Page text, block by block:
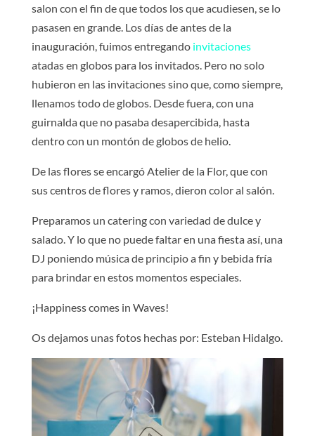
salon con el fin de que todos los que acudiesen, se lo
pasasen en grande. Los días de antes de la
inauguración, fuimos entregando invitaciones
atadas en globos para los invitados. Pero no solo
hubieron en las invitaciones sino que, como siempre,
llenamos todo de globos. Desde fuera, con una
guirnalda que no pasaba desapercibida, hasta
dentro con un montón de globos de helio.
De las flores se encargó Atelier de la Flor, que con
sus centros de flores y ramos, dieron color al salón.
Preparamos un catering con variedad de dulce y
salado. Y lo que no puede faltar en una fiesta así, una
DJ poniendo música de principio a fin y bebida fría
para brindar en estos momentos especiales.
¡Happiness comes in Waves!
Os dejamos unas fotos hechas por: Esteban Hidalgo.